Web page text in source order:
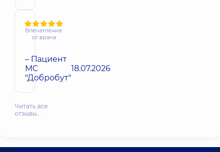
Впечатление
от врача
– Пациент
МС
"Добробут"
18.07.2026
Читать все
отзывы…